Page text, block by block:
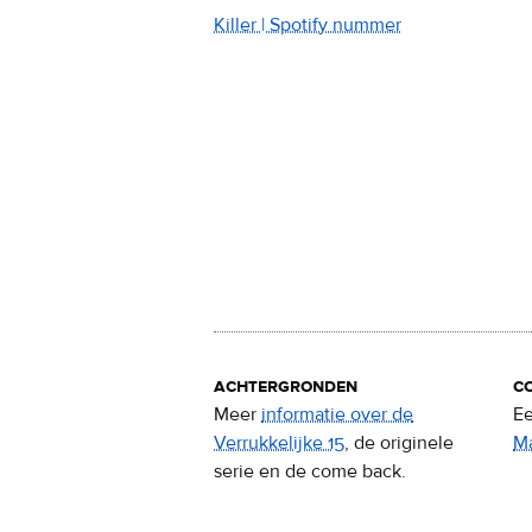
Killer | Spotify nummer
achtergronden
Meer informatie over de
Verrukkelijke 15, de originele
serie en de come back.